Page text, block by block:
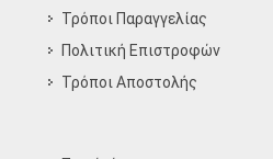
Τρόποι Παραγγελίας
Πολιτική Επιστροφών
Τρόποι Aποστολής